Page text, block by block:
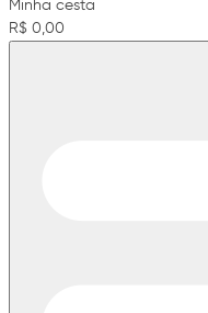
Minha cesta
R$ 0,00